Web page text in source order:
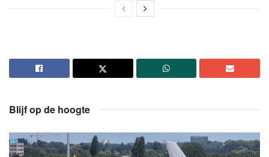
Blijf op de hoogte